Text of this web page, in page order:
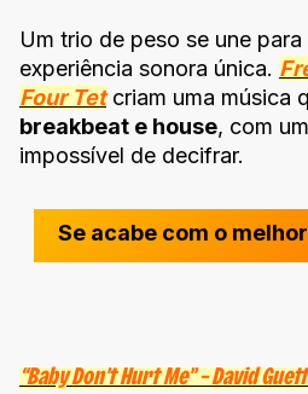
Um trio de peso se une
experiência sonora única.
Four Tetcriam uma música
breakbeat e house, com
impossível de decifrar.
Se acabe com o
“Baby Don’t Hurt Me” – David